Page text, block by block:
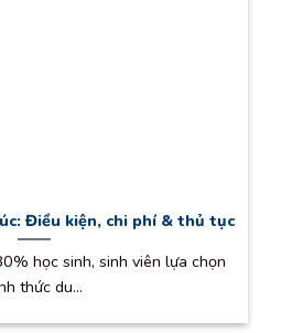
Điều kiện, chi phí & thủ tục
học sinh, sinh viên lựa chọn
thức du...